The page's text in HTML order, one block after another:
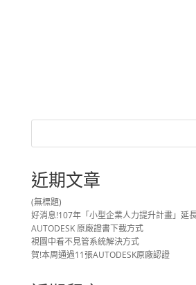
近期文章
(無標題)
好消息!107年「小型企業人力提升計畫」延
AUTODESK 原廠證書下載方式
視圖中看不見管系統解決方式
賀!本周通過11張AUTODESK原廠認證